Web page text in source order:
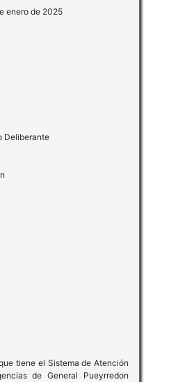
enero de 2025
Deliberante
tiene el Sistema de Atención
de General Pueyrredon